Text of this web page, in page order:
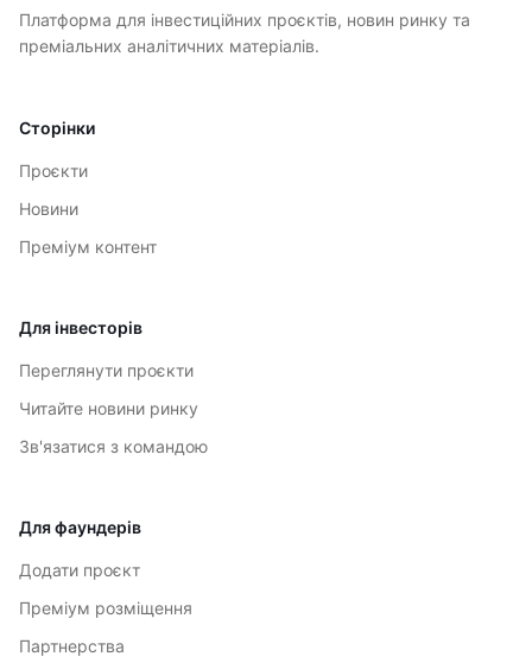
Платформа для інвестиційних проєктів, новин ринку та
преміальних аналітичних матеріалів.
Сторінки
Проєкти
Новини
Преміум контент
Для інвесторів
Переглянути проєкти
Читайте новини ринку
Зв'язатися з командою
Для фаундерів
Додати проєкт
Преміум розміщення
Партнерства